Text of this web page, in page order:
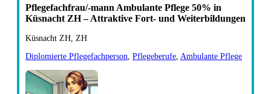
Pflegefachfrau/-mann Ambulante Pflege 50% in
Küsnacht ZH – Attraktive Fort- und Weiterbildungen
Küsnacht ZH, ZH
Diplomierte Pflegefachperson Pflegeberufe Ambulante Pflege